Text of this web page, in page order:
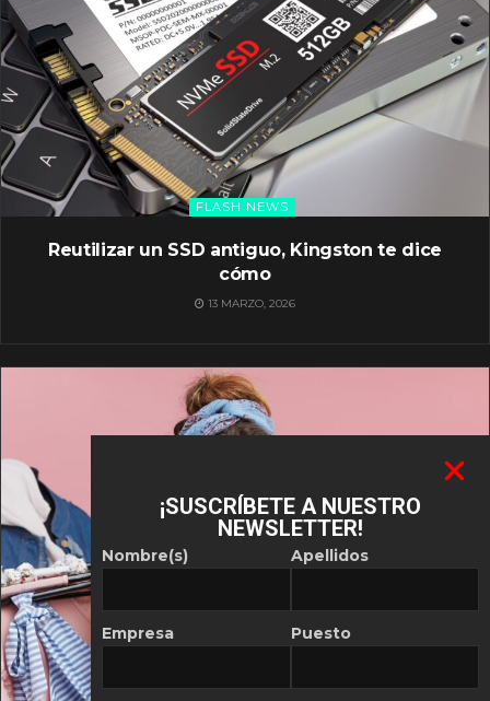
FLASH NEWS
Reutilizar un SSD antiguo, Kingston te dice
cómo
13 MARZO, 2026
¡SUSCRÍBETE A NUESTRO
NEWSLETTER!
Nombre(s)
Empresa
Apellidos
Puesto